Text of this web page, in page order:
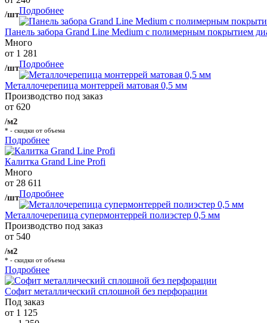
/штПодробнее
Панель забора Grand Line Medium с полимерным покрытием
Много
от 1 281
/штПодробнее
Металлочерепица монтеррей матовая 0,5 мм
Производство под заказ
от 620
/м2
* - скидки от объема
Подробнее
Калитка Grand Line Profi
Много
от 28 611
/штПодробнее
Металлочерепица супермонтеррей полиэстер 0,5 мм
Производство под заказ
от 540
/м2
* - скидки от объема
Подробнее
Софит металлический сплошной без перфорации
Под заказ
от 1 125